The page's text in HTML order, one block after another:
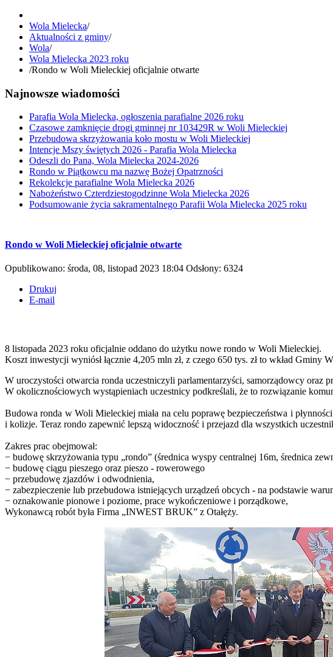
Wola Mielecka/
Aktualności z gminy/
Wola/
Wola Mielecka 2023 roku
/Rondo w Woli Mieleckiej oficjalnie otwarte
Najnowsze wiadomości
Parafia Wola Mielecka, ogłoszenia parafialne 2026 roku
Czasowe zamknięcie drogi gminnej nr 103429R w Woli Mieleckiej
Przebudowa skrzyżowania koło mostu w Woli Mieleckiej
Intencje Mszy świętych 2026 - Parafia Wola Mielecka
Odeszli do Pana, Wola Mielecka 2024-2026
Rondo w Piątkowcu ma nazwę Bożej Opatrzności
Rekolekcje parafialne Wola Mielecka 2026
Nabożeństwo Czterdziestogodzinne Wola Mielecka 2026
Podsumowanie życia sakramentalnego Parafii Wola Mielecka 2025 roku
Rondo w Woli Mieleckiej oficjalnie otwarte
Opublikowano: środa, 08, listopad 2023 18:04 Odsłony: 6324
Drukuj
E-mail
8 listopada 2023 roku oficjalnie oddano do użytku nowe rondo w Woli Mieleckiej.
Koszt inwestycji wyniósł łącznie 4,205 mln zł, z czego 650 tys. zł to wkład
W uroczystości otwarcia ronda uczestniczyli parlamentarzyści, samorządowcy oraz
W okolicznościowych wystąpieniach uczestnicy podkreślali, że to rozwiązanie
Budowa ronda w Woli Mieleckiej miała na celu poprawę bezpieczeństwa i
i kolizje. Teraz rondo zapewnić lepszą widoczność i przejazd dla wszystkich
Zakres prac obejmował:
− budowę skrzyżowania typu „rondo” (średnica wyspy centralnej 16m, średnica
− budowę ciągu pieszego oraz pieszo - rowerowego
− przebudowę zjazdów i odwodnienia,
− zabezpieczenie lub przebudowa istniejących urządzeń obcych - na podstawie
− oznakowanie pionowe i poziome, prace wykończeniowe i porządkowe,
Wykonawcą robót była Firma „INWEST BRUK” z Otałęży.